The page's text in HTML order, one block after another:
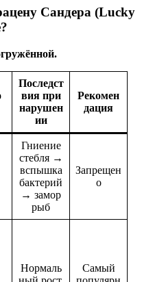
Сандера (Lucky
Последст
вия при
нарушен
ии
Рекомен
дация
Гниение
стебля →
вспышка
бактерий
→ замор
рыб
Запрещен
о
Нормаль
Самый